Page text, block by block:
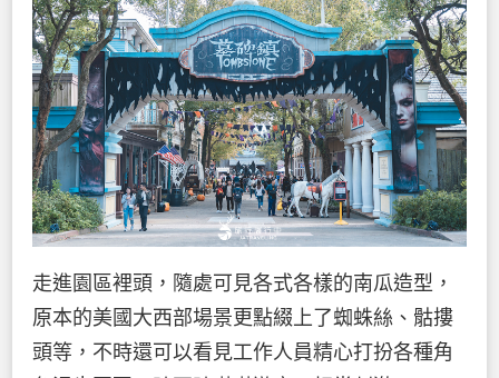
走進園區裡頭，隨處可見各式各樣的南瓜造型，
原本的美國大西部場景更點綴上了蜘蛛絲、骷摟
頭等，不時還可以看見工作人員精心打扮各種角